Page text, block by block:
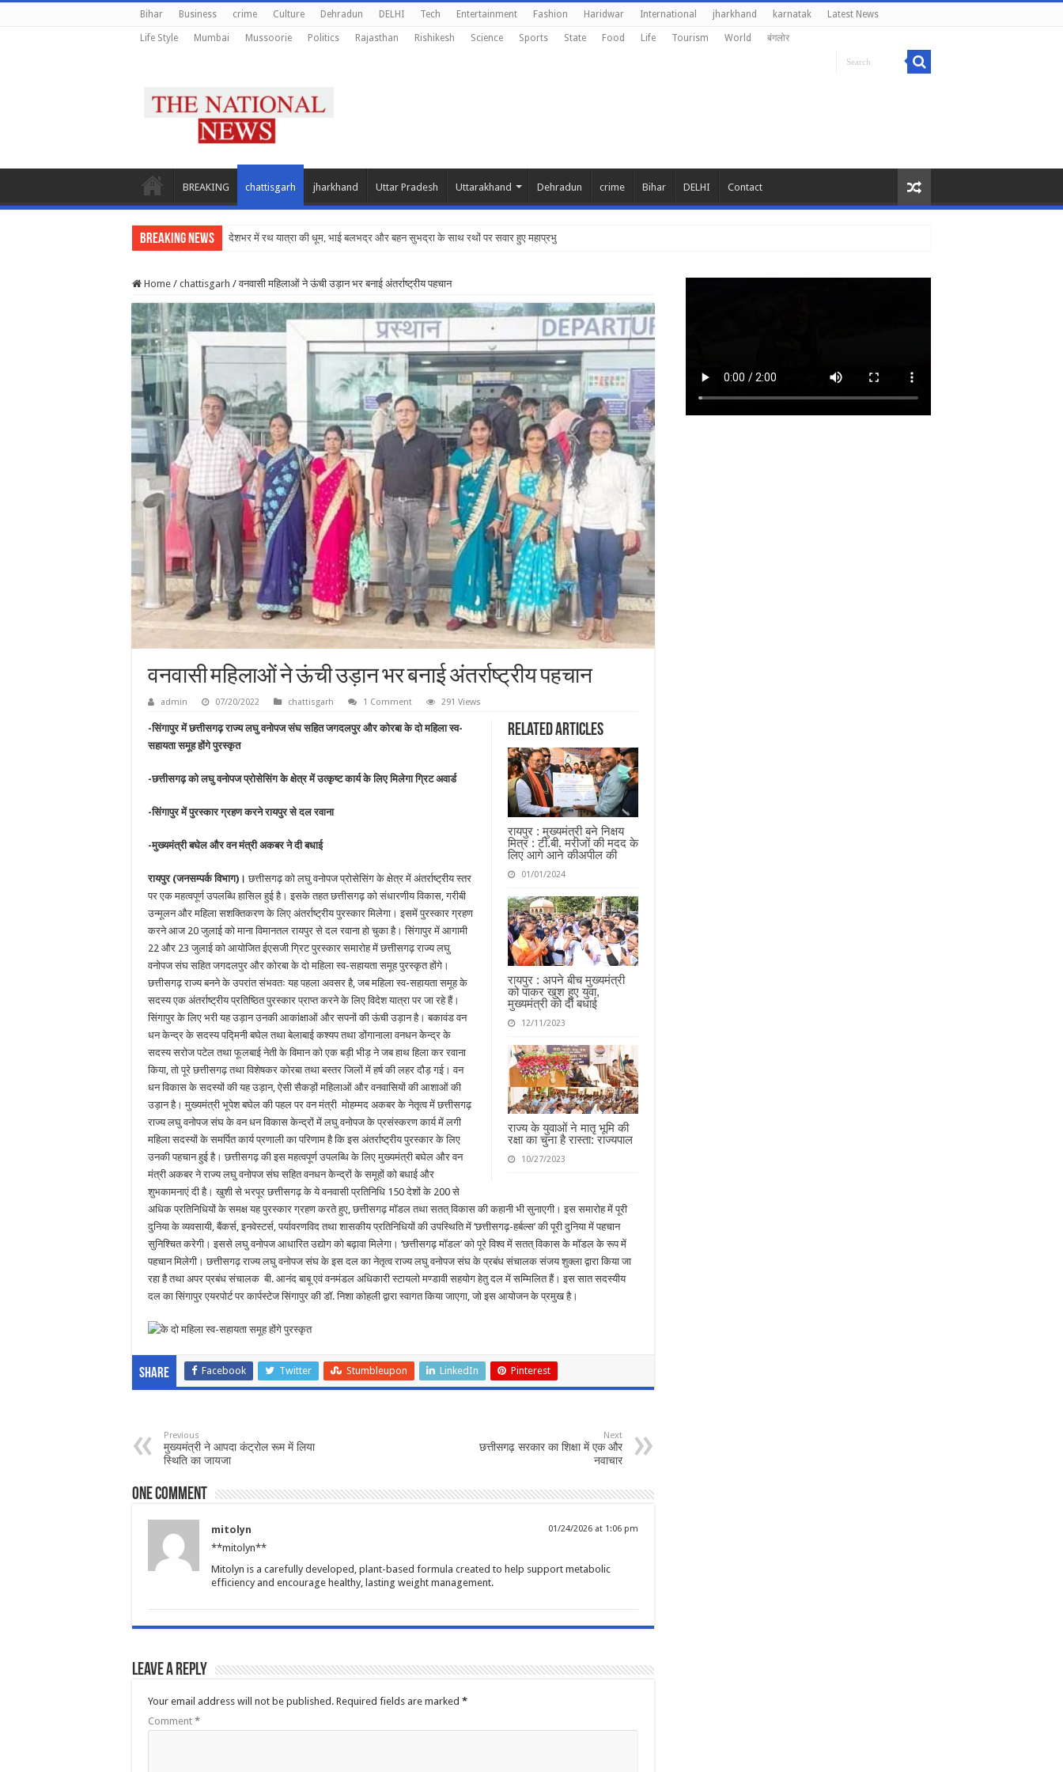
Bihar Business crime Culture Dehradun DELHI Tech Entertainment Fashion Haridwar International jharkhand karnatak Latest News
Life Style Mumbai Mussoorie Politics Rajasthan Rishikesh Science Sports State Food Life Tourism World बंगलोर
BREAKING chattisgarh jharkhand Uttar Pradesh Uttarakhand Dehradun crime Bihar DELHI Contact
Breaking News देशभर में रथ यात्रा की धूम, भाई बलभद्र और बहन सुभद्रा के साथ रथों पर सवार हुए महाप्रभु
Home / chattisgarh / वनवासी महिलाओं ने ऊंची उड़ान भर बनाई अंतर्राष्ट्रीय पहचान
वनवासी महिलाओं ने ऊंची उड़ान भर बनाई अंतर्राष्ट्रीय पहचान
admin 07/20/2022 chattisgarh 1 Comment 291 Views
Related Articles
रायपुर : मुख्यमंत्री बने निक्षय
मित्र : टी.बी. मरीजों की मदद के
लिए आगे आने कीअपील की
01/01/2024
रायपुर : अपने बीच मुख्यमंत्री
को पाकर खुश हुए युवा,
मुख्यमंत्री को दी बधाई
12/11/2023
राज्य के युवाओं ने मातृ भूमि की
रक्षा का चुना है रास्ता: राज्यपाल
10/27/2023
-सिंगापुर में छत्तीसगढ़ राज्य लघु वनोपज संघ सहित जगदलपुर और कोरबा के दो महिला स्व-
सहायता समूह होंगे पुरस्कृत
-छत्तीसगढ़ को लघु वनोपज प्रोसेसिंग के क्षेत्र में उत्कृष्ट कार्य के लिए मिलेगा ग्रिट अवार्ड
-सिंगापुर में पुरस्कार ग्रहण करने रायपुर से दल रवाना
-मुख्यमंत्री बघेल और वन मंत्री अकबर ने दी बधाई
रायपुर (जनसम्पर्क विभाग)।छत्तीसगढ़ को लघु वनोपज प्रोसेसिंग के क्षेत्र में अंतर्राष्ट्रीय स्तर
पर एक महत्वपूर्ण उपलब्धि हासिल हुई है। इसके तहत छत्तीसगढ़ को संधारणीय विकास, गरीबी
उन्मूलन और महिला सशक्तिकरण के लिए अंतर्राष्ट्रीय पुरस्कार मिलेगा। इसमें पुरस्कार ग्रहण
करने आज 20 जुलाई को माना विमानतल रायपुर से दल रवाना हो चुका है। सिंगापुर में आगामी
22 और 23 जुलाई को आयोजित ईएसजी ग्रिट पुरस्कार समारोह में छत्तीसगढ़ राज्य लघु
वनोपज संघ सहित जगदलपुर और कोरबा के दो महिला स्व-सहायता समूह पुरस्कृत होंगे।
छत्तीसगढ़ राज्य बनने के उपरांत संभवतः यह पहला अवसर है, जब महिला स्व-सहायता समूह के
सदस्य एक अंतर्राष्ट्रीय प्रतिष्ठित पुरस्कार प्राप्त करने के लिए विदेश यात्रा पर जा रहे हैं।
सिंगापुर के लिए भरी यह उड़ान उनकी आकांक्षाओं और सपनों की ऊंची उड़ान है। बकावंड वन
धन केन्द्र के सदस्य पद्मिनी बघेल तथा बेलाबाई कश्यप तथा डोंगानाला वनधन केन्द्र के
सदस्य सरोज पटेल तथा फूलबाई नेती के विमान को एक बड़ी भीड़ ने जब हाथ हिला कर रवाना
किया, तो पूरे छत्तीसगढ़ तथा विशेषकर कोरबा तथा बस्तर जिलों में हर्ष की लहर दौड़ गई। वन
धन विकास के सदस्यों की यह उड़ान, ऐसी सैकड़ों महिलाओं और वनवासियों की आशाओं की
उड़ान है। मुख्यमंत्री भूपेश बघेल की पहल पर वन मंत्री मोहम्मद अकबर के नेतृत्व में छत्तीसगढ़
राज्य लघु वनोपज संघ के वन धन विकास केन्द्रों में लघु वनोपज के प्रसंस्करण कार्य में लगी
महिला सदस्यों के समर्पित कार्य प्रणाली का परिणाम है कि इस अंतर्राष्ट्रीय पुरस्कार के लिए
उनकी पहचान हुई है। छत्तीसगढ़ की इस महत्वपूर्ण उपलब्धि के लिए मुख्यमंत्री बघेल और वन
मंत्री अकबर ने राज्य लघु वनोपज संघ सहित वनधन केन्द्रों के समूहों को बधाई और
शुभकामनाएं दी है। खुशी से भरपूर छत्तीसगढ़ के ये वनवासी प्रतिनिधि 150 देशों के 200 से
अधिक प्रतिनिधियों के समक्ष यह पुरस्कार ग्रहण करते हुए, छत्तीसगढ़ मॉडल तथा सतत् विकास की कहानी भी सुनाएगी। इस समारोह में पूरी
दुनिया के व्यवसायी, बैंकर्स, इनवेस्टर्स, पर्यावरणविद तथा शासकीय प्रतिनिधियों की उपस्थिति में ‘छत्तीसगढ़-हर्बल्स’ की पूरी दुनिया में पहचान
सुनिश्चित करेगी। इससे लघु वनोपज आधारित उद्योग को बढ़ावा मिलेगा। ‘छत्तीसगढ़ मॉडल’ को पूरे विश्व में सतत् विकास के मॉडल के रूप में
पहचान मिलेगी। छत्तीसगढ़ राज्य लघु वनोपज संघ के इस दल का नेतृत्व राज्य लघु वनोपज संघ के प्रबंध संचालक संजय शुक्ला द्वारा किया जा
रहा है तथा अपर प्रबंध संचालक बी. आनंद बाबू एवं वनमंडल अधिकारी स्टायलो मण्डावी सहयोग हेतु दल में सम्मिलित हैं। इस सात सदस्यीय
दल का सिंगापुर एयरपोर्ट पर कार्पस्टेज सिंगापुर की डॉ. निशा कोहली द्वारा स्वागत किया जाएगा, जो इस आयोजन के प्रमुख है।
Share Facebook Twitter Stumbleupon LinkedIn Pinterest
Previous
मुख्यमंत्री ने आपदा कंट्रोल रूम में लिया
स्थिति का जायजा
Next
छत्तीसगढ़ सरकार का शिक्षा में एक और
नवाचार
One comment
mitolyn 01/24/2026 at 1:06 pm
**mitolyn**
Mitolyn is a carefully developed, plant-based formula created to help support metabolic
efficiency and encourage healthy, lasting weight management.
Leave a Reply
Your email address will not be published. Required fields are marked *
Comment *